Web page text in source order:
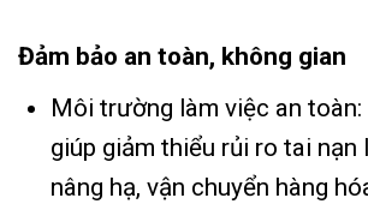
Đảm bảo an toàn, không gian
Môi trường làm việc an toàn:
giúp giảm thiểu rủi ro tai nạn
nâng hạ, vận chuyển hàng